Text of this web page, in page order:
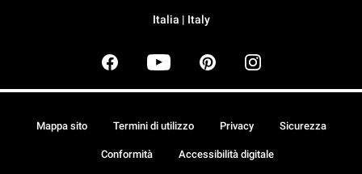
Italia | Italy
Mappa sito Termini di utilizzo Privacy Sicurezza
Conformità Accessibilità digitale